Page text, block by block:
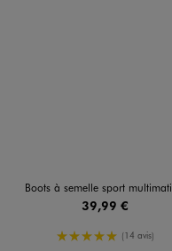
Boots à semelle sport multimatières homme
39,99 €
5/5 de moyenne
(14 avis)